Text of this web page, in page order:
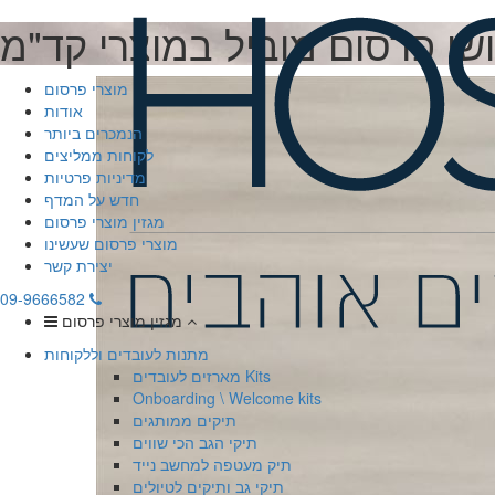
מוצרי פרסום
אודות
הנמכרים ביותר
לקוחות ממליצים
מדיניות פרטיות
חדש על המדף
מגזין מוצרי פרסום
מוצרי פרסום שעשינו
יצירת קשר
09-9666582
מתנות לעובדים וללקוחות
מארזים לעובדים Kits
Onboarding \ Welcome kits
תיקים ממותגים
תיקי הגב הכי שווים
תיק מעטפה למחשב נייד
תיקי גב ותיקים לטיולים
פרסום מוביל במוצרי קד"מ